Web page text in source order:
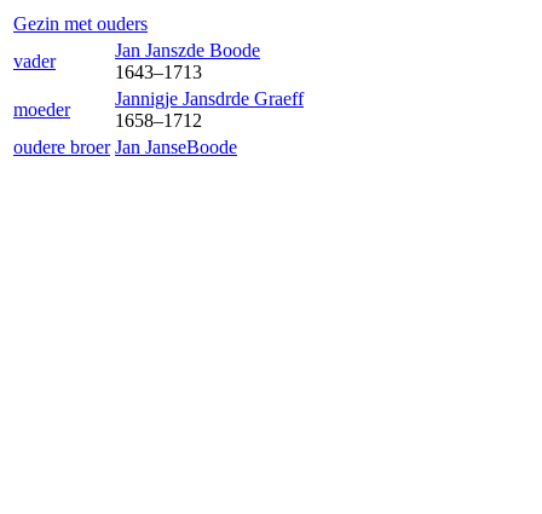
Gezin met ouders
vader
Jan Janszde Boode
1643–1713
moeder
Jannigje Jansdrde Graeff
1658–1712
oudere broer Jan JanseBoode